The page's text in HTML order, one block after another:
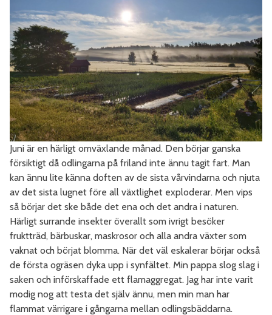
Juni är en härligt omväxlande månad. Den börjar ganska
försiktigt då odlingarna på friland inte ännu tagit fart. Man
kan ännu lite känna doften av de sista vårvindarna och njuta
av det sista lugnet före all växtlighet exploderar. Men vips
så börjar det ske både det ena och det andra i naturen.
Härligt surrande insekter överallt som ivrigt besöker
fruktträd, bärbuskar, maskrosor och alla andra växter som
vaknat och börjat blomma. När det väl eskalerar börjar också
de första ogräsen dyka upp i synfältet. Min pappa slog slag i
saken och införskaffade ett flamaggregat. Jag har inte varit
modig nog att testa det själv ännu, men min man har
flammat värrigare i gångarna mellan odlingsbäddarna.